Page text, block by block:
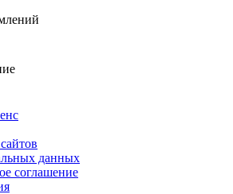
данных
соглашение